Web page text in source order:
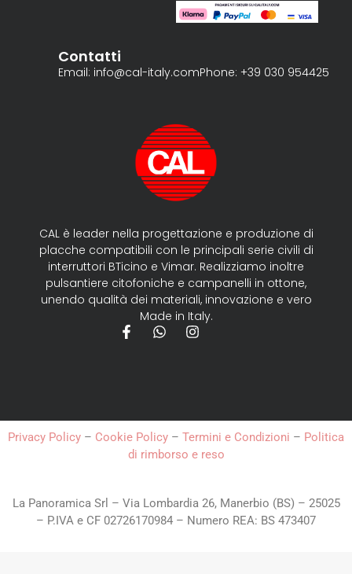
CAL è leader nella progettazione e produzione di
placche compatibili con le principali serie civili di
interruttori BTicino e Vimar. Realizziamo inoltre
pulsantiere citofoniche e campanelli in ottone,
unendo qualità dei materiali, innovazione e vero
Made in Italy.
Contatti
Email: info@cal-italy.comPhone: +39 030 954425
Privacy Policy – Cookie Policy – Termini e Condizioni – Politica
di rimborso e reso
La Panoramica Srl – Via Lombardia 26, Manerbio (BS) – 25025
– P.IVA e CF 02726170984 – Numero REA: BS 473407